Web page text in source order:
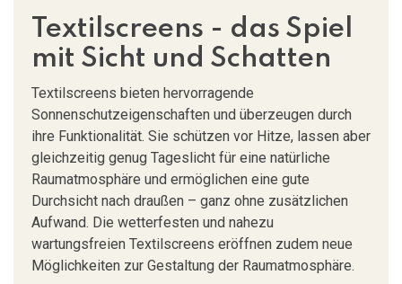
Textilscreens - das Spiel
mit Sicht und Schatten
Textilscreens bieten hervorragende
Sonnenschutzeigenschaften und überzeugen durch
ihre Funktionalität. Sie schützen vor Hitze, lassen aber
gleichzeitig genug Tageslicht für eine natürliche
Raumatmosphäre und ermöglichen eine gute
Durchsicht nach draußen – ganz ohne zusätzlichen
Aufwand. Die wetterfesten und nahezu
wartungsfreien Textilscreens eröffnen zudem neue
Möglichkeiten zur Gestaltung der Raumatmosphäre.